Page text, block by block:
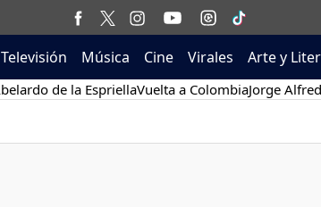
Televisión Música Cine Virales Arte y
de la EspriellaVuelta a ColombiaJorge